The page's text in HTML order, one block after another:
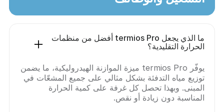
ما الذي يجعل termios Pro أفضل من منظمات
الحرارة التقليدية؟
يوفّر termios Pro ميزة الموازنة الهيدروليكية، ما يضمن
توزيع مياه التدفئة بشكل مثالي على جميع المشعّات في
المبنى. وبهذا تحصل كل غرفة على كمية الحرارة
المناسبة دون زيادة أو نقص.